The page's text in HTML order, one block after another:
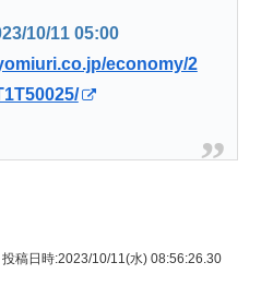
10/11 05:00
economy/2
投稿日時:2023/10/11(水) 08:56:26.30